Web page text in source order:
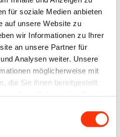
für soziale Medien anbieten
auf unsere Website zu
wir Informationen zu Ihrer
an unsere Partner für
Analysen weiter. Unsere
möglicherweise mit
die Sie ihnen bereitgestellt
Veranstaltung
ist für
Druck und Medien
erheben wir eine
gesetzlicher MwSt.